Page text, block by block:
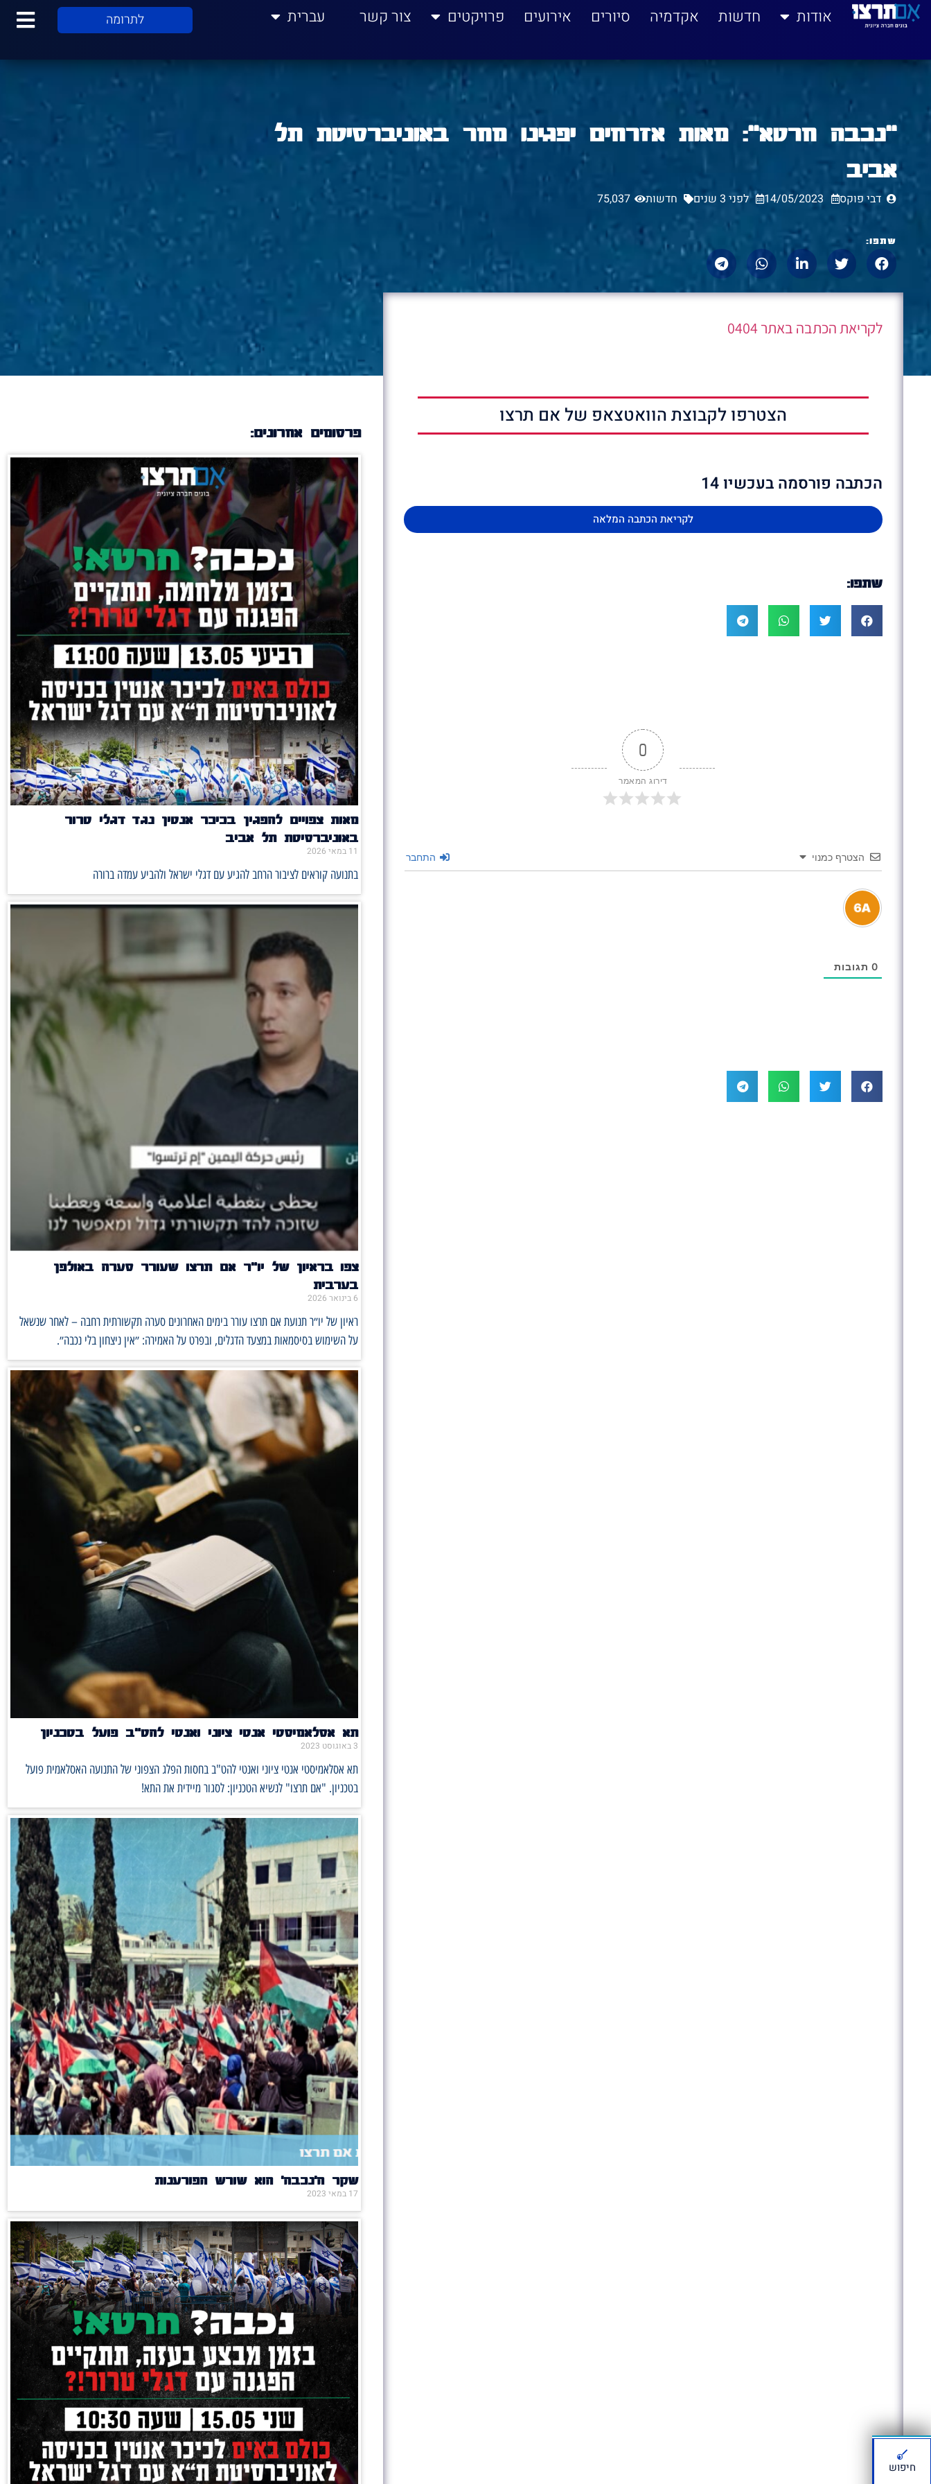
לתוכן אודות חדשות אקדמיה סיורים אירועים פרויקטים צור קשר עברית לתרומה
"נכבה חרטא": מאות אזרחים יפגינו מחר באוניברסיטת תל
אביב
דבי פוקס 14/05/2023 לפני 3 שנים חדשות 75,037
שתפו:
לקריאת הכתבה באתר 0404
הצטרפו לקבוצת הוואטצאפ של אם תרצו
הכתבה פורסמה בעכשיו 14
לקריאת הכתבה המלאה
שתפו:
0
דירוג המאמר
הצטרף כמנוי התחבר
0 תגובות
פרסומים אחרונים:
מאות צפויים להפגין בכיכר אנטין נגד דגלי טרור
באוניברסיטת תל אביב
11 במאי 2026
בתנועה קוראים לציבור הרחב להגיע עם דגלי ישראל ולהביע עמדה ברורה
צפו בראיון של יו״ר אם תרצו שעורר סערה באולפן
בערבית
6 בינואר 2026
ראיון של יו״ר תנועת אם תרצו עורר בימים האחרונים סערה תקשורתית רחבה – לאחר שנשאל
על השימוש בסיסמאות במצעד הדגלים, ובפרט על האמירה: ״אין ניצחון בלי נכבה״.
תא אסלאמיסטי אנטי ציוני ואנטי להט"ב פועל בטכניון
3 באוגוסט 2023
תא אסלאמיסטי אנטי ציוני ואנטי להט"ב בחסות הפלג הצפוני של התנועה האסלאמית פועל
בטכניון. "אם תרצו" לנשיא הטכניון: לסגור מיידית את התא!
שקר ה'נכבה' הוא שורש הפורענות
17 במאי 2023
חיפוש